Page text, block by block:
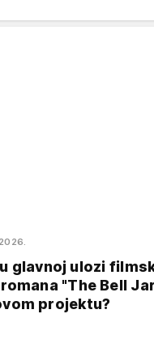
glavnoj ulozi
"The Bell
projektu?